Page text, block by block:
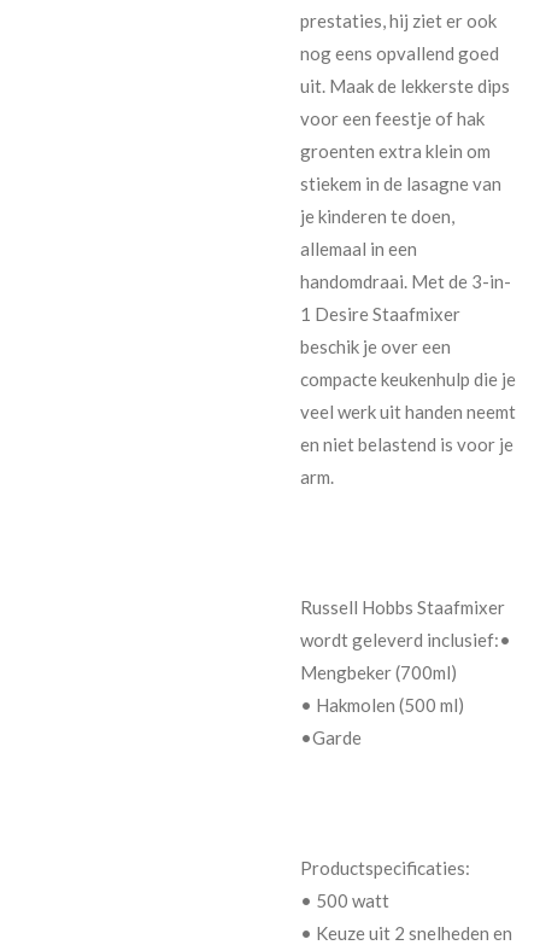
prestaties, hij ziet er ook
nog eens opvallend goed
uit. Maak de lekkerste dips
voor een feestje of hak
groenten extra klein om
stiekem in de lasagne van
je kinderen te doen,
allemaal in een
handomdraai. Met de 3-in-
1 Desire Staafmixer
beschik je over een
compacte keukenhulp die je
veel werk uit handen neemt
en niet belastend is voor je
arm.
Russell Hobbs Staafmixer
wordt geleverd inclusief:•
Mengbeker (700ml)
• Hakmolen (500 ml)
•Garde
Productspecificaties:
• 500 watt
• Keuze uit 2 snelheden en